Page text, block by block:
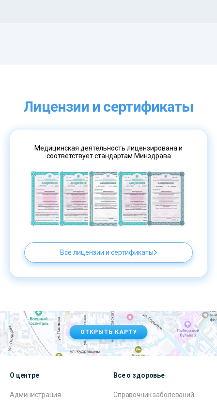
Лицензии и сертификаты
Медицинская деятельность лицензирована и
соответствует стандартам Минздрава
Все лицензии и сертификаты
ОТКРЫТЬ КАРТУ
О центре
Администрация
Все о здоровье
Справочник заболеваний